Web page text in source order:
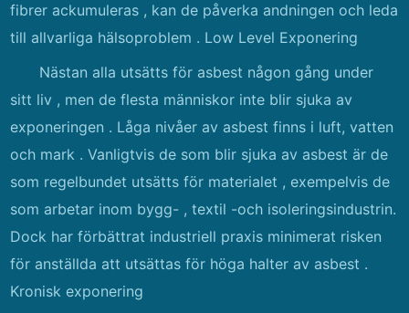
fibrer ackumuleras , kan de påverka andningen och leda
till allvarliga hälsoproblem . Low Level Exponering
Nästan alla utsätts för asbest någon gång under
sitt liv , men de flesta människor inte blir sjuka av
exponeringen . Låga nivåer av asbest finns i luft, vatten
och mark . Vanligtvis de som blir sjuka av asbest är de
som regelbundet utsätts för materialet , exempelvis de
som arbetar inom bygg- , textil -och isoleringsindustrin.
Dock har förbättrat industriell praxis minimerat risken
för anställda att utsättas för höga halter av asbest .
Kronisk exponering